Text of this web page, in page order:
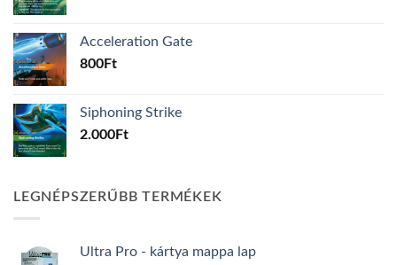
Acceleration Gate
800Ft
Siphoning Strike
2.000Ft
LEGNÉPSZERŰBB TERMÉKEK
Ultra Pro - kártya mappa lap